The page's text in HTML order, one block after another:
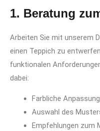
1. Beratung
Arbeiten Sie mit unserem
einen Teppich zu
funktionalen
dabei:
Farbliche Anpassung
Auswahl des
Empfehlungen zum